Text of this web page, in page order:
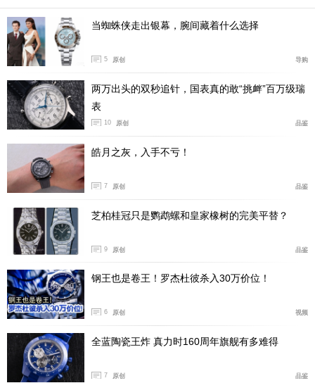
汉米尔顿Hamilton全新卡其野战系列36毫米钛金属限
量版腕表随附钛金属表链，搭配带有三个微调装置的折叠
式表扣，标价1,080瑞郎，折合人民币约8,900元。（图/
文 腕表之家 许朝阳）
当蜘蛛侠走出银幕，腕间藏着什么选择
5 原创 导购
两万出头的双秒追针，国表真的敢“挑衅”百万级瑞
表
10 原创 品鉴
皓月之灰，入手不亏！
7 原创 品鉴
芝柏桂冠只是鹦鹉螺和皇家橡树的完美平替？
9 原创 品鉴
钢王也是卷王！罗杰杜彼杀入30万价位！
6 原创 视频
全蓝陶瓷王炸 真力时160周年旗舰有多难得
7 原创 品鉴